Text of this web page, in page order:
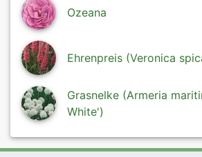
Ozeana
Ehrenpreis (Veronica
Grasnelke (Armeria
White')